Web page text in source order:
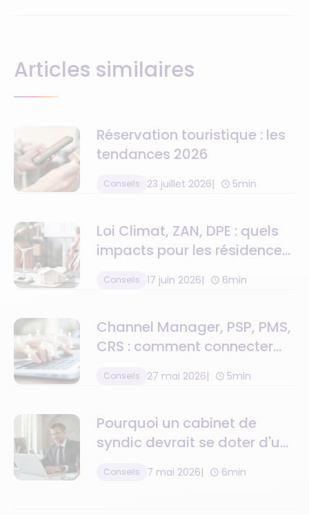
Articles similaires
Réservation touristique : les
tendances 2026
Conseils 23 juillet 2026 5min
Loi Climat, ZAN, DPE : quels
impacts pour les résidences
Conseils 17 juin 2026 6min
Channel Manager, PSP, PMS,
CRS : comment connecter
Conseils 27 mai 2026 5min
Pourquoi un cabinet de
syndic devrait se doter d'un
relation client ?
Conseils 7 mai 2026 6min